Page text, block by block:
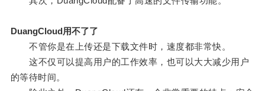
DuangCloud用不了了
不管你是在上传还是下载文件时，速度都非常快。
这不仅可以提高用户的工作效率，也可以大大减少用户
的等待时间。